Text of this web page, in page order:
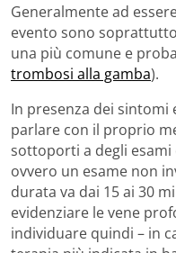
Generalmente ad
evento sono
una più comune e
trombosi alla gamba).
In presenza dei sintomi
parlare con il proprio
sottoporti a degli esami
ovvero un esame non
durata va dai 15 ai 30
evidenziare le vene
individuare quindi – in